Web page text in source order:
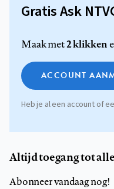
Gratis Ask
Maak met2 klikken
ACCOUNT
Heb je al een account of
Altijd toegang tot
Abonneer vandaag nog!